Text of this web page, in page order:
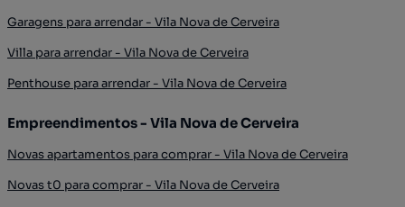
Garagens para arrendar - Vila Nova de Cerveira
Villa para arrendar - Vila Nova de Cerveira
Penthouse para arrendar - Vila Nova de Cerveira
Empreendimentos - Vila Nova de Cerveira
Novas apartamentos para comprar - Vila Nova de Cerveira
Novas t0 para comprar - Vila Nova de Cerveira